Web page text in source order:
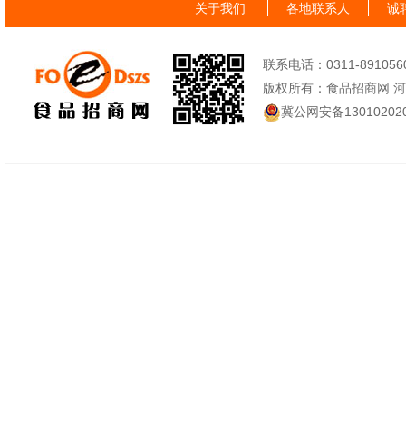
关于我们 各地联系人 诚
联系电话：0311-
版权所有：食品招商网
冀公网安备